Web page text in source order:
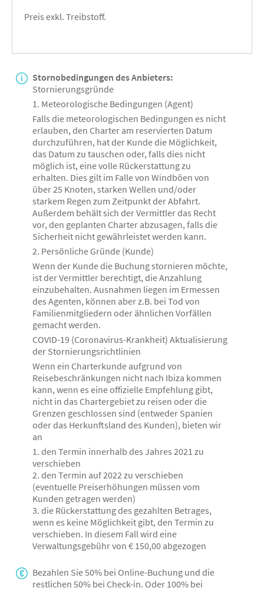
Preis exkl. Treibstoff.
Stornobedingungen des Anbieters:
Stornierungsgründe
1. Meteorologische Bedingungen (Agent)
Falls die meteorologischen Bedingungen es nicht
erlauben, den Charter am reservierten Datum
durchzuführen, hat der Kunde die Möglichkeit,
das Datum zu tauschen oder, falls dies nicht
möglich ist, eine volle Rückerstattung zu
erhalten. Dies gilt im Falle von Windböen von
über 25 Knoten, starken Wellen und/oder
starkem Regen zum Zeitpunkt der Abfahrt.
Außerdem behält sich der Vermittler das Recht
vor, den geplanten Charter abzusagen, falls die
Sicherheit nicht gewährleistet werden kann.
2. Persönliche Gründe (Kunde)
Wenn der Kunde die Buchung stornieren möchte,
ist der Vermittler berechtigt, die Anzahlung
einzubehalten. Ausnahmen liegen im Ermessen
des Agenten, können aber z.B. bei Tod von
Familienmitgliedern oder ähnlichen Vorfällen
gemacht werden.
COVID-19 (Coronavirus-Krankheit) Aktualisierung
der Stornierungsrichtlinien
Wenn ein Charterkunde aufgrund von
Reisebeschränkungen nicht nach Ibiza kommen
kann, wenn es eine offizielle Empfehlung gibt,
nicht in das Chartergebiet zu reisen oder die
Grenzen geschlossen sind (entweder Spanien
oder das Herkunftsland des Kunden), bieten wir
an
1. den Termin innerhalb des Jahres 2021 zu
verschieben
2. den Termin auf 2022 zu verschieben
(eventuelle Preiserhöhungen müssen vom
Kunden getragen werden)
3. die Rückerstattung des gezahlten Betrages,
wenn es keine Möglichkeit gibt, den Termin zu
verschieben. In diesem Fall wird eine
Verwaltungsgebühr von € 150,00 abgezogen
Bezahlen Sie 50% bei Online-Buchung und die
restlichen 50% bei Check-in. Oder 100% bei